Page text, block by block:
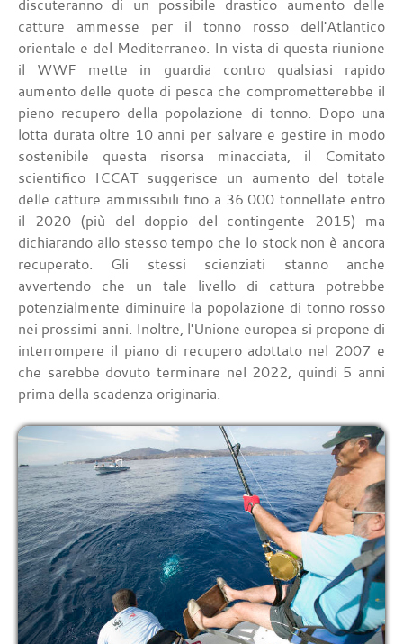
discuteranno di un possibile drastico aumento delle
catture ammesse per il tonno rosso dell'Atlantico
orientale e del Mediterraneo. In vista di questa riunione
il WWF mette in guardia contro qualsiasi rapido
aumento delle quote di pesca che comprometterebbe il
pieno recupero della popolazione di tonno. Dopo una
lotta durata oltre 10 anni per salvare e gestire in modo
sostenibile questa risorsa minacciata, il Comitato
scientifico ICCAT suggerisce un aumento del totale
delle catture ammissibili fino a 36.000 tonnellate entro
il 2020 (più del doppio del contingente 2015) ma
dichiarando allo stesso tempo che lo stock non è ancora
recuperato. Gli stessi scienziati stanno anche
avvertendo che un tale livello di cattura potrebbe
potenzialmente diminuire la popolazione di tonno rosso
nei prossimi anni. Inoltre, l'Unione europea si propone di
interrompere il piano di recupero adottato nel 2007 e
che sarebbe dovuto terminare nel 2022, quindi 5 anni
prima della scadenza originaria.